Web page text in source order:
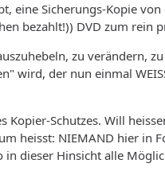
eine Sicherungs-Kopie von
bezahlt!)) DVD zum rein
zu verändern,
wird, der nun einmal
Schutzes. Will
heisst: NIEMAND hier in
dieser Hinsicht alle